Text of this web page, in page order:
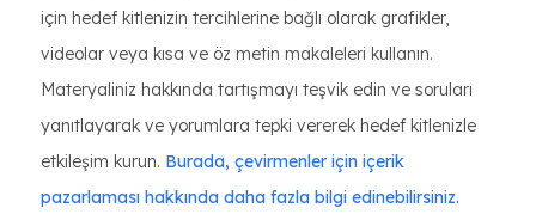
için hedef kitlenizin tercihlerine bağlı olarak grafikler,
videolar veya kısa ve öz metin makaleleri kullanın.
Materyaliniz hakkında tartışmayı teşvik edin ve soruları
yanıtlayarak ve yorumlara tepki vererek hedef kitlenizle
etkileşim kurun. Burada, çevirmenler için içerik
pazarlaması hakkında daha fazla bilgi edinebilirsiniz.